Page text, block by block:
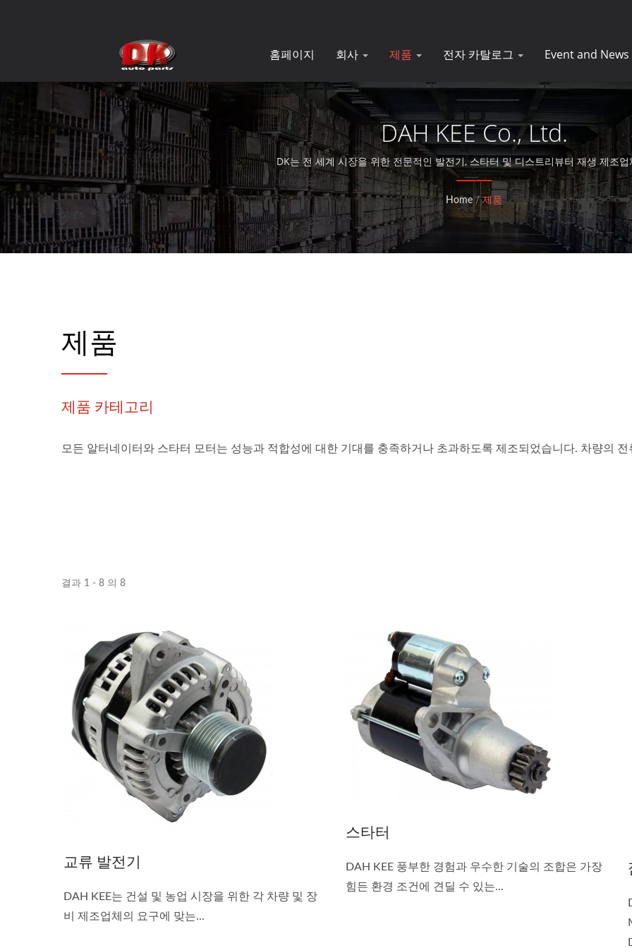
홈페이지 회사 제품 전자 카탈로그 Event and News
DAH KEE Co., Ltd.
DK는 전 세계 시장을 위한 전문적인 발전기, 스타터 및 디스트리뷰터 재생 제조업
Home / 제품
제품
제품 카테고리
모든 알터네이터와 스타터 모터는 성능과 적합성에 대한 기대를 충족하거나 초과하도록 제조되었습니다. 차량의
결과 1 - 8 의 8
교류 발전기
DAH KEE는 건설 및 농업 시장을 위한 각 차량 및 장
비 제조업체의 요구에 맞는...
스타터
DAH KEE 풍부한 경험과 우수한 기술의 조합은 가장
힘든 환경 조건에 견딜 수 있는...